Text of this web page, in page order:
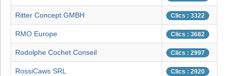
Ritter Concept GMBH Clics : 3322
RMO Europe Clics : 3682
Rodolphe Cochet Conseil Clics : 2997
RossiCaws SRL Clics : 2920